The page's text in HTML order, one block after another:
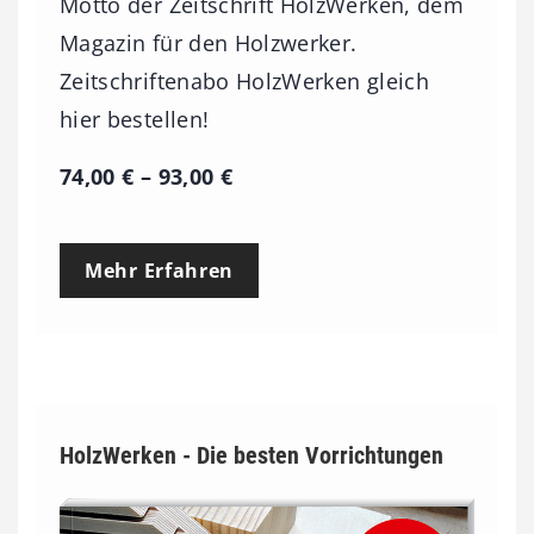
Magazin für den Holzwerker.
Zeitschriftenabo HolzWerken gleich
hier bestellen!
74,00€ – 93,00 €P
e
a
n
Mehr Erfahren
HolzWerken - Die besten Vorrichtungen